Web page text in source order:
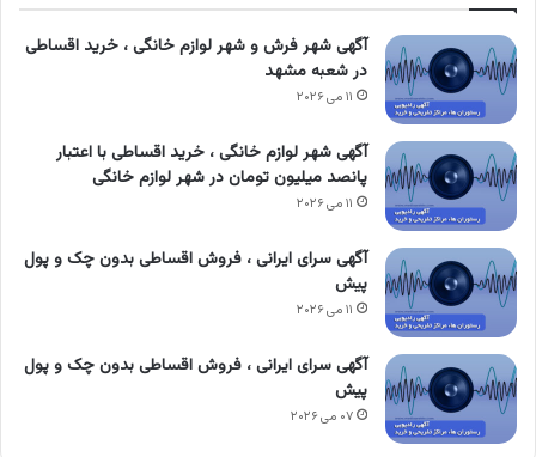
آگهی شهر فرش و شهر لوازم خانگی ، خرید اقساطی
در شعبه مشهد
۱۱ می ۲۰۲۶
آگهی شهر لوازم خانگی ، خرید اقساطی با اعتبار
پانصد میلیون تومان در شهر لوازم خانگی
۱۱ می ۲۰۲۶
آگهی سرای ایرانی ، فروش اقساطی بدون چک و پول
پیش
۱۱ می ۲۰۲۶
آگهی سرای ایرانی ، فروش اقساطی بدون چک و پول
پیش
۰۷ می ۲۰۲۶